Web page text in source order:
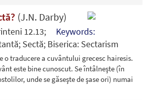
(J.N. Darby)
12.13; Keywords:
Sectă; Biserica: Sectarism
o traducere a cuvântului grecesc hairesis.
este bine cunoscut. Se întâlneşte (în
unde se găseşte de şase ori) numai